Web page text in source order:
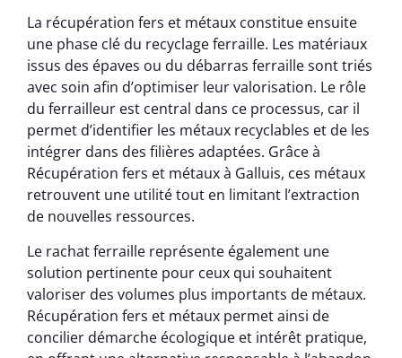
La récupération fers et métaux constitue ensuite
une phase clé du recyclage ferraille. Les matériaux
issus des épaves ou du débarras ferraille sont triés
avec soin afin d’optimiser leur valorisation. Le rôle
du ferrailleur est central dans ce processus, car il
permet d’identifier les métaux recyclables et de les
intégrer dans des filières adaptées. Grâce à
Récupération fers et métaux à Galluis, ces métaux
retrouvent une utilité tout en limitant l’extraction
de nouvelles ressources.
Le rachat ferraille représente également une
solution pertinente pour ceux qui souhaitent
valoriser des volumes plus importants de métaux.
Récupération fers et métaux permet ainsi de
concilier démarche écologique et intérêt pratique,